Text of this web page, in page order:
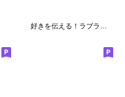
好きを伝える！ラブラブ絵文字